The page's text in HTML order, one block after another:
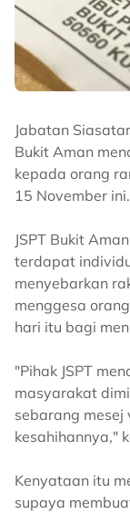
Jabatan
Bukit Aman
kepada orang
15 November ini.
JSPT Bukit
terdapat
menyebarkan
menggesa
hari itu bagi
"Pihak JSPT
masyarakat
sebarang
kesahihannya,"
Kenyataan itu
supaya